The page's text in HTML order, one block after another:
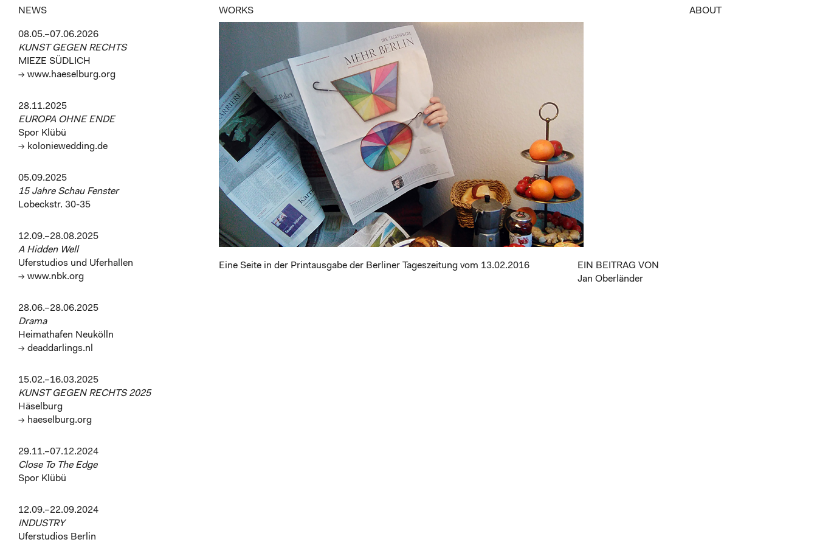
NEWS WORKS ABOUT
Eine Seite in der Printausgabe der Berliner Tageszeitung vom 13.02.2016
EIN BEITRAG VON
Jan Oberländer
08.05.–07.06.2026
KUNST GEGEN RECHTS
MIEZE SÜDLICH
→ www.haeselburg.org
28.11.2025
EUROPA OHNE ENDE
Spor Klübü
→ koloniewedding.de
05.09.2025
15 Jahre Schau Fenster
Lobeckstr. 30-35
12.09.–28.08.2025
A Hidden Well
Uferstudios und Uferhallen
→ www.nbk.org
28.06.–28.06.2025
Drama
Heimathafen Neukölln
→ deaddarlings.nl
15.02.–16.03.2025
KUNST GEGEN RECHTS 2025
Häselburg
→ haeselburg.org
29.11.–07.12.2024
Close To The Edge
Spor Klübü
12.09.–22.09.2024
INDUSTRY
Uferstudios Berlin